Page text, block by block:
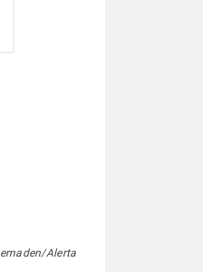
Alerta